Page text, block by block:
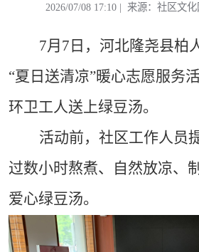
2026/07/08 17:10 | 来源：社区文
7月7日 ， 河北隆尧县柏
“夏日送清凉”暖心志愿服务
环卫工人送上绿豆汤。
活动前，社区工作人员
过数小时熬煮、自然放凉、
爱心绿豆汤。